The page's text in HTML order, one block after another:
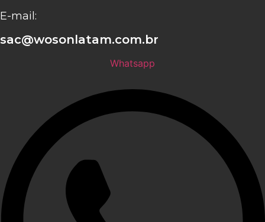
E-mail:
sac@wosonlatam.com.br
Whatsapp